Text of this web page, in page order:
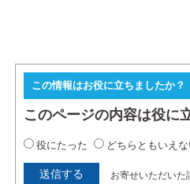
この情報はお役に立ちましたか？
このページの内容は役に
役にたった どちらともいえ
お寄せいただいた